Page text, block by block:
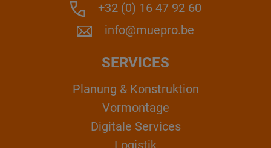
+32 (0) 16 47 92 60
info@muepro.be
SERVICES
Planung & Konstruktion
Vormontage
Digitale Services
Logistik